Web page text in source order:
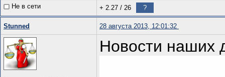
Не в сети + 2.27 / 26 ?
Stunned 28 августа 2013, 12:01:32
Новости наших